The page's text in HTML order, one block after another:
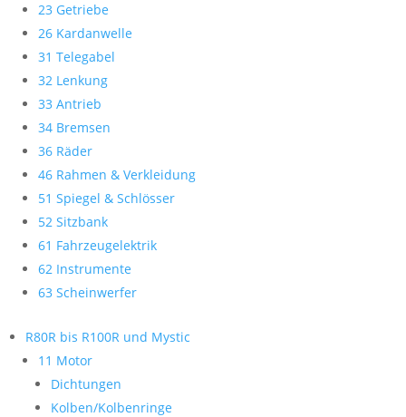
23 Getriebe
26 Kardanwelle
31 Telegabel
32 Lenkung
33 Antrieb
34 Bremsen
36 Räder
46 Rahmen & Verkleidung
51 Spiegel & Schlösser
52 Sitzbank
61 Fahrzeugelektrik
62 Instrumente
63 Scheinwerfer
R80R bis R100R und Mystic
11 Motor
Dichtungen
Kolben/Kolbenringe